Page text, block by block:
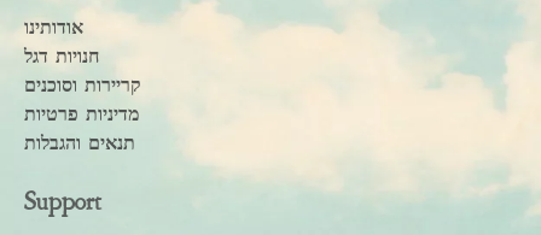
אודותינו
חנויות דגל
קריירות וסוכנים
מדיניות פרטיות
תנאים והגבלות
Support